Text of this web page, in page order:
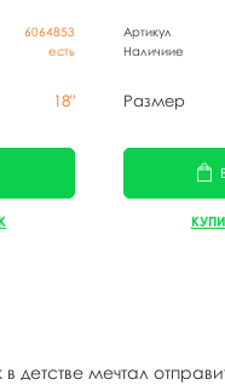
6064853
есть
18"
Артикул
Наличиие
Размер
детстве мечтал